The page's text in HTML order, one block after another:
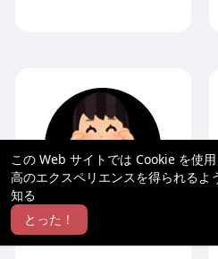
この Web サイトでは Cookie を使
高のエクスペリエンスを得られるよ
知る
とった！
達夫 徳野